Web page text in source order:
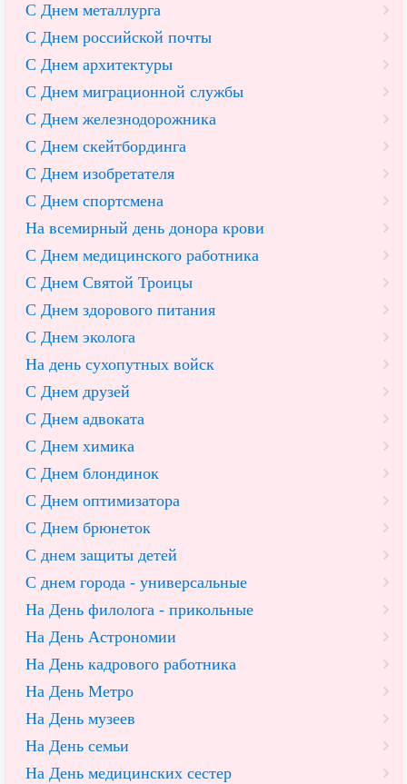
С Днем металлурга
С Днем российской почты
С Днем архитектуры
С Днем миграционной службы
С Днем железнодорожника
С Днем скейтбординга
С Днем изобретателя
С Днем спортсмена
На всемирный день донора крови
С Днем медицинского работника
С Днем Святой Троицы
С Днем здорового питания
С Днем эколога
На день сухопутных войск
С Днем друзей
С Днем адвоката
С Днем химика
С Днем блондинок
С Днем оптимизатора
С Днем брюнеток
С днем защиты детей
С днем города - универсальные
На День филолога - прикольные
На День Астрономии
На День кадрового работника
На День Метро
На День музеев
На День семьи
На День медицинских сестер